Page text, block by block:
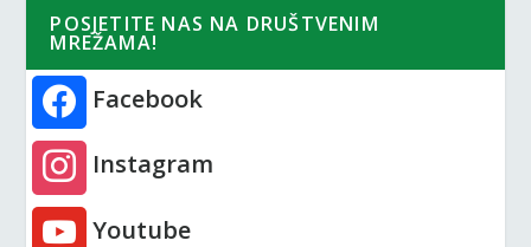
POSJETITE NAS NA DRUŠTVENIM
MREŽAMA!
Facebook
Instagram
Youtube